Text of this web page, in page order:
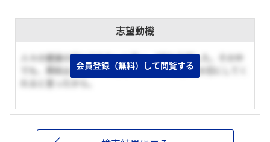
志望動機
人々の健康の役に立ちたいと思い、MRを志望した。その中
でも、興和は人がとても親切でここなら自分を大切にしてく
れると思ったから。
会員登録（無料）して閲覧する